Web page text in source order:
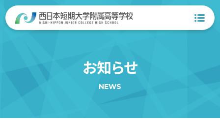
お知らせ
NEWS